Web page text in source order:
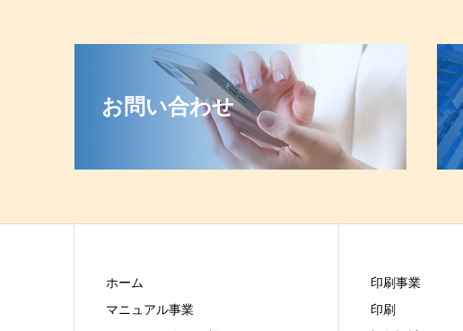
お問い合わせ
ホーム
マニュアル事業
印刷事業
印刷